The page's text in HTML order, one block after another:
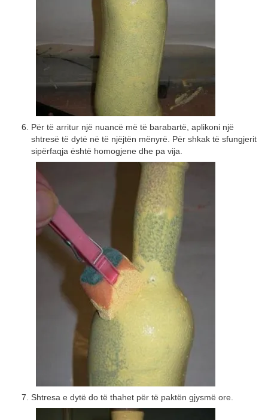
Për të arritur një nuancë më të barabartë, aplikoni një
shtresë të dytë në të njëjtën mënyrë. Për shkak të sfungjerit
sipërfaqja është homogjene dhe pa vija.
Shtresa e dytë do të thahet për të paktën gjysmë ore.